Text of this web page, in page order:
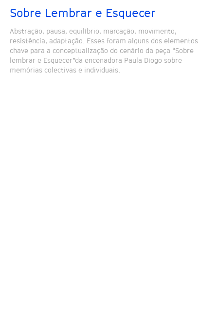
Sobre Lembrar e Esquecer
Abstração, pausa, equilíbrio, marcação, movimento,
resistência, adaptação. Esses foram alguns dos elementos
chave para a conceptualização do cenário da peça “Sobre
lembrar e Esquecer”da encenadora Paula Diogo sobre
memórias colectivas e individuais.